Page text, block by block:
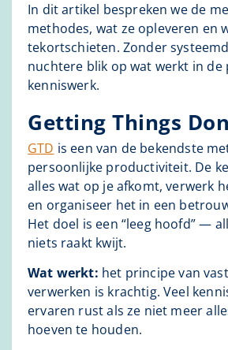
In dit artikel bespreken we de
methodes, wat ze opleveren en
tekortschieten. Zonder
nuchtere blik op wat werkt in de
kenniswerk.
Getting Things
GTD is een van de bekendste
persoonlijke productiviteit. De
alles wat op je afkomt, verwerk
en organiseer het in een
Het doel is een “leeg hoofd” —
niets raakt kwijt.
Wat werkt: het principe van
verwerken is krachtig. Veel
ervaren rust als ze niet meer
hoeven te houden.